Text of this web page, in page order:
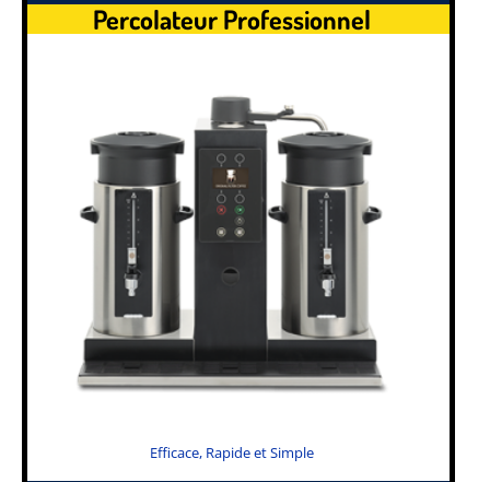
Percolateur Professionnel
Efficace, Rapide et Simple